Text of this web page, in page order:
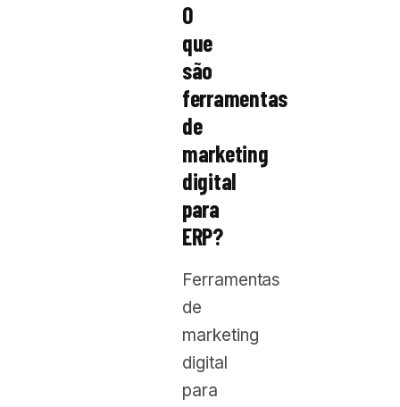
O
que
são
ferramentas
de
marketing
digital
para
ERP?
Ferramentas
de
marketing
digital
para